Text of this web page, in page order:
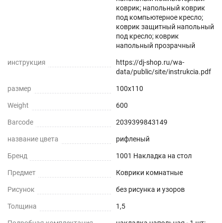
коврик; напольный коврик
под компьютерное кресло;
коврик защитный напольный
под кресло; коврик
напольный прозрачный
инструкция
https://dj-shop.ru/wa-
data/public/site/instrukcia.pdf
размер 100x110
Weight 600
Barcode 2039399843149
название цвета рифленый
Бренд 1001 Накладка на стол
Предмет Коврики комнатные
Рисунок без рисунка и узоров
Толщина 1,5